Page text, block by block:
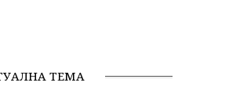
ТЕМА